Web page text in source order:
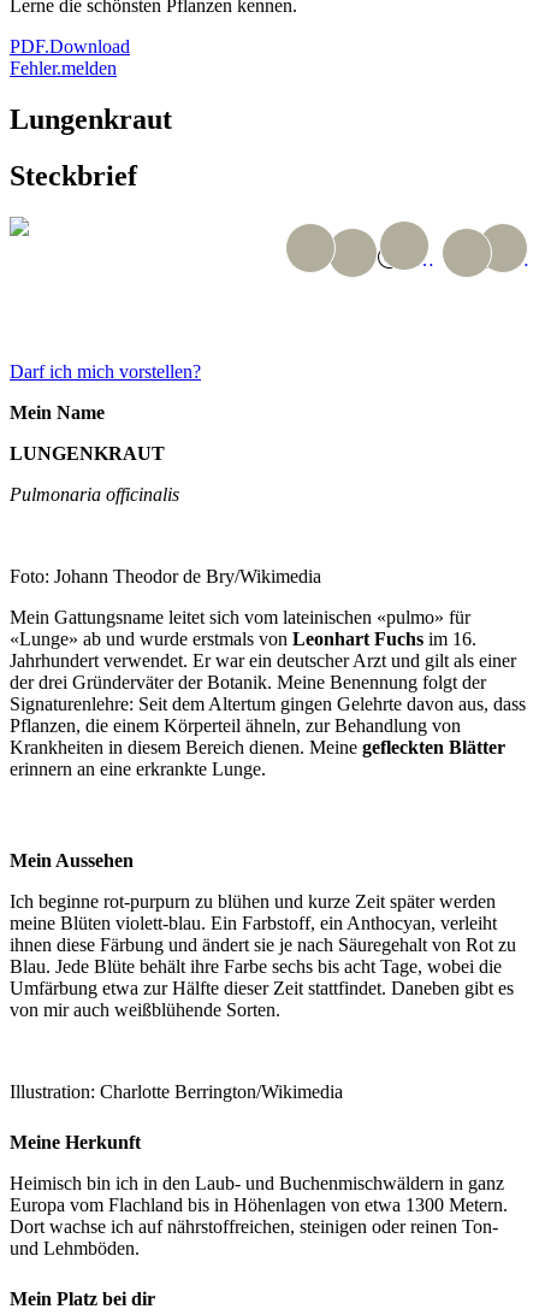
Lerne die schönsten Pflanzen kennen.
PDF.Download
Fehler.melden
Lungenkraut
Steckbrief
… …
Darf ich mich vorstellen?
Mein Name
LUNGENKRAUT
Pulmonaria officinalis
Foto: Johann Theodor de Bry/Wikimedia
Mein Gattungsname leitet sich vom lateinischen «pulmo» für
«Lunge» ab und wurde erstmals von Leonhart Fuchs im 16.
Jahrhundert verwendet. Er war ein deutscher Arzt und gilt als einer
der drei Gründerväter der Botanik. Meine Benennung folgt der
Signaturenlehre: Seit dem Altertum gingen Gelehrte davon aus, dass
Pflanzen, die einem Körperteil ähneln, zur Behandlung von
Krankheiten in diesem Bereich dienen. Meine gefleckten Blätter
erinnern an eine erkrankte Lunge.
Mein Aussehen
Ich beginne rot-purpurn zu blühen und kurze Zeit später werden
meine Blüten violett-blau. Ein Farbstoff, ein Anthocyan, verleiht
ihnen diese Färbung und ändert sie je nach Säuregehalt von Rot zu
Blau. Jede Blüte behält ihre Farbe sechs bis acht Tage, wobei die
Umfärbung etwa zur Hälfte dieser Zeit stattfindet. Daneben gibt es
von mir auch weißblühende Sorten.
Illustration: Charlotte Berrington/Wikimedia
Meine Herkunft
Heimisch bin ich in den Laub- und Buchenmischwäldern in ganz
Europa vom Flachland bis in Höhenlagen von etwa 1300 Metern.
Dort wachse ich auf nährstoffreichen, steinigen oder reinen Ton-
und Lehmböden.
Mein Platz bei dir